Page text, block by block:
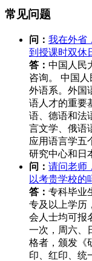
常见问题
问： 我在外省
到授课时双休
答： 中国人民
咨询。 中国
外语系。外国
语人才的重要
语、德语和法
言文学、俄语
应用语言学五
研究中心和日
问： 请问老师
以考贵学校的
答： 专科毕业
专及以上学历
会人士均可报
一次，周六、
格者，颁发《
印、红印、统